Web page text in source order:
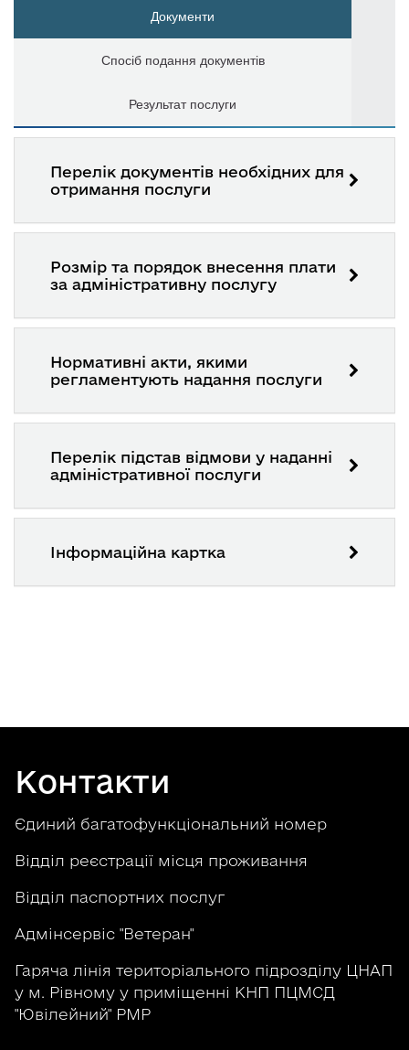
Документи
Спосіб подання документів
Результат послуги
Перелік документів необхідних для
отримання послуги
Розмір та порядок внесення плати
за адміністративну послугу
Нормативні акти, якими
регламентують надання послуги
Перелік підстав відмови у наданні
адміністративної послуги
Інформаційна картка
Контакти
Єдиний багатофункціональний номер
Відділ реєстрації місця проживання
Відділ паспортних послуг
Адмінсервіс "Ветеран"
Гаряча лінія територіального підрозділу ЦНАП
у м. Рівному у приміщенні КНП ПЦМСД
"Ювілейний" РМР